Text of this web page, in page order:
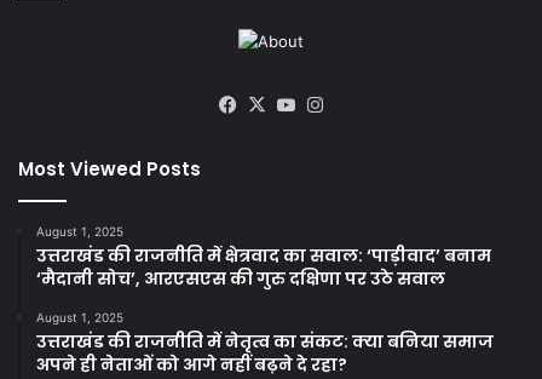
Facebook
X YouTube
Most Viewed Posts
August 1, 2025
उत्तराखंड की राजनीति में क्षेत्रवाद का सवाल: ‘पाड़ीवाद’ बनाम
‘मैदानी सोच’, आरएसएस की गुरु दक्षिणा पर उठे सवाल
August 1, 2025
उत्तराखंड की राजनीति में नेतृत्व का संकट: क्या बनिया समाज
अपने ही नेताओं को आगे नहीं बढ़ने दे रहा?